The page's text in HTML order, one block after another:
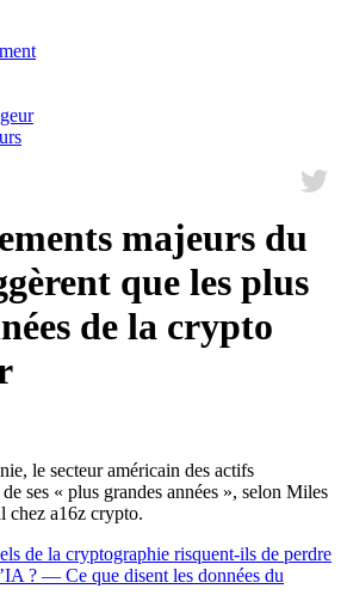
majeurs du
que les plus
de la crypto
le secteur américain des actifs
ses « plus grandes années », selon Miles
chez a16z crypto.
de la cryptographie risquent-ils de perdre
? — Ce que disent les données du